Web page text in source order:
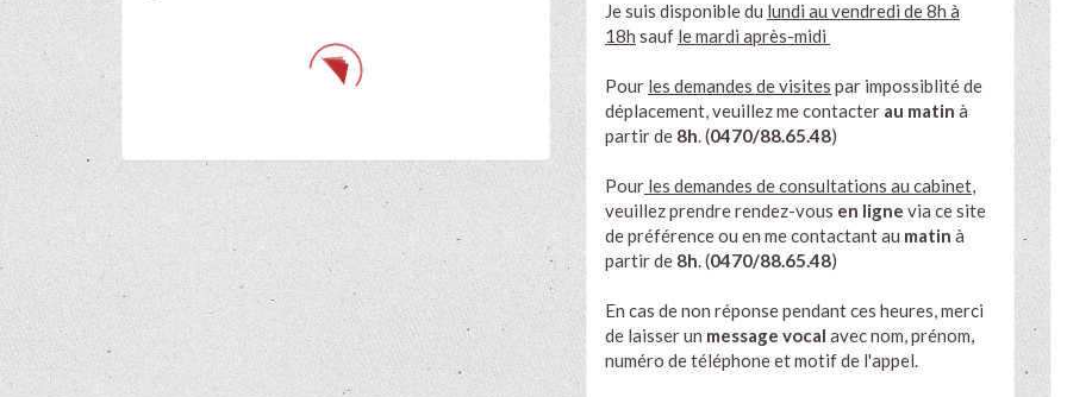
Je suis disponible du lundi au vendredi de 8h à
18h sauf le mardi après-midi
Pour les demandes de visites par impossiblité de
déplacement , veuillez me contacter au matin à
partir de 8h . (0470/88.65.48)
Pour les demandes de consultations au cabinet
veuillez prendre rendez-vous en ligne via ce site
depréférenceou en me contactant au matin à
partir de 8h . (0470/88.65.48)
En cas de non réponse pendant ces heures, merci
de laisser un message vocal avec nom, prénom,
numéro de téléphone et motif de l'appel.